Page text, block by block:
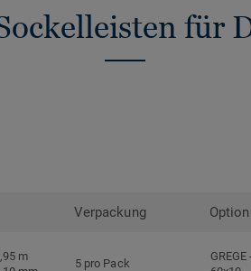
für
Verpackung Option
m
5 pro Pack
GREGE